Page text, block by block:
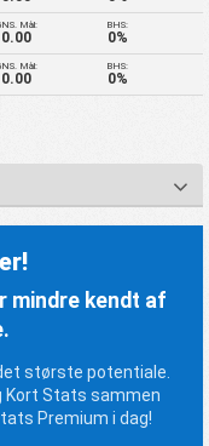
Mål:
0.00
BHS:
0%
Mål:
0.00
BHS:
0%
mindre kendt af
største potentiale.
Kort Stats sammen
Premium i dag!